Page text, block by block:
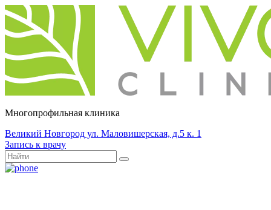
Многопрофильная клиника
Великий Новгород ул. Маловишерская, д.5 к. 1
Запись к врачу